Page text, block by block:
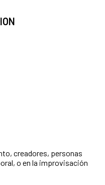
creadores, personas
o en la improvisación